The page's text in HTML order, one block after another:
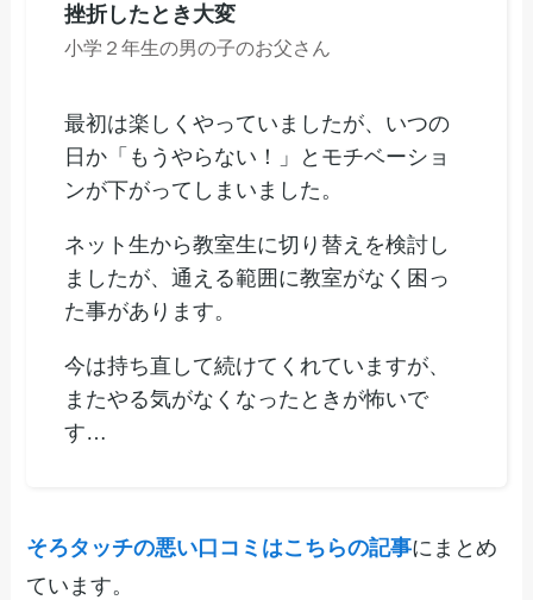
挫折したとき大変
小学２年生の男の子のお父さん
最初は楽しくやっていましたが、いつの
日か「もうやらない！」とモチベーショ
ンが下がってしまいました。
ネット生から教室生に切り替えを検討し
ましたが、通える範囲に教室がなく困っ
た事があります。
今は持ち直して続けてくれていますが、
またやる気がなくなったときが怖いで
す…
そろタッチの悪い口コミはこちらの記事にまとめ
ています。